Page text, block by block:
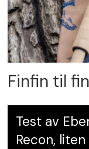
Finfin til
Test av
Recon, liten